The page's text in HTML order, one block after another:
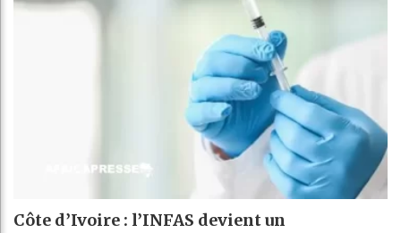
Côte d’Ivoire : l’INFAS devient un